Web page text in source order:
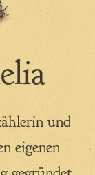
Eine
und
eigenen